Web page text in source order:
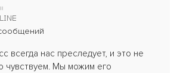
всегда нас преследует, и это не
чувствуем. Мы можим его